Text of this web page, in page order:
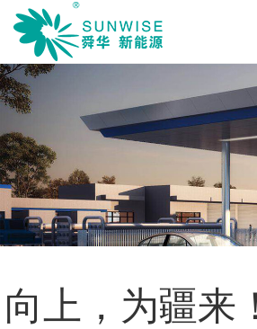
向上，为疆